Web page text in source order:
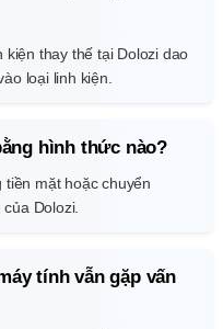
thay thế tại Dolozi dao
loại linh kiện.
hình thức nào?
mặt hoặc chuyển
Dolozi.
tính vẫn gặp vấn